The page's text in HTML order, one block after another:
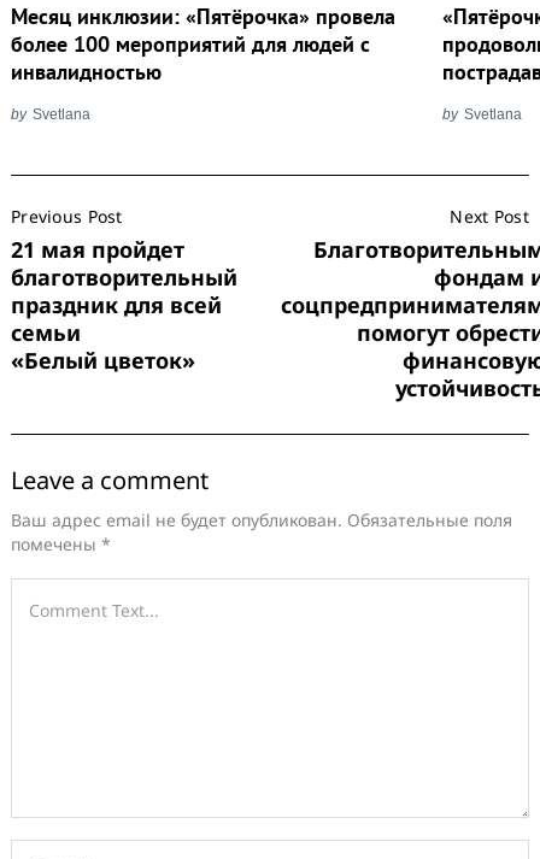
Месяц инклюзии: «Пятёрочка» провела
более 100 мероприятий для людей с
инвалидностью
by Svetlana by Svetlana
Navigation
Previous Post
21 мая пройдет
благотворительный
праздник для всей
семьи
«Белый цветок»
Next Post
фондам
помогут
Leave a comment
Ваш адрес email не будет опубликован. Обязательные поля
помечены *